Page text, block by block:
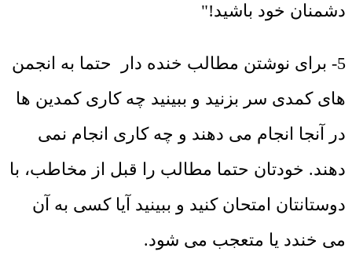
دشمنان خود باشید!"
5- برای نوشتن مطالب خنده دار حتما به انجمن
های کمدی سر بزنید و ببینید چه کاری کمدین ها
در آنجا انجام می دهند و چه کاری انجام نمی
دهند. خودتان حتما مطالب را قبل از مخاطب، با
دوستانتان امتحان کنید و ببینید آیا کسی به آن
می خندد یا متعجب می شود.